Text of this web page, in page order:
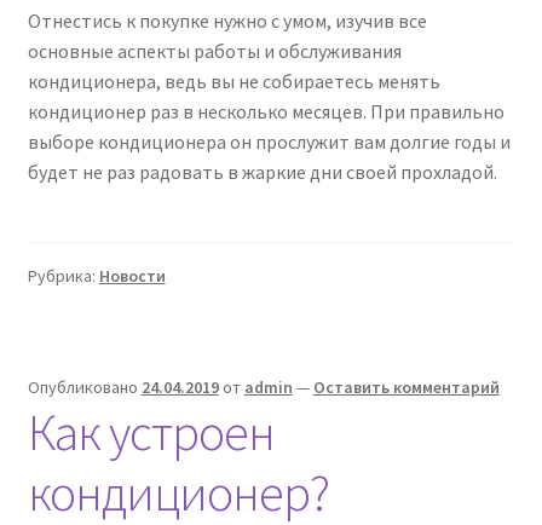
Отнестись к покупке нужно с умом, изучив все
основные аспекты работы и обслуживания
кондиционера, ведь вы не собираетесь менять
кондиционер раз в несколько месяцев. При правильно
выборе кондиционера он прослужит вам долгие годы и
будет не раз радовать в жаркие дни своей прохладой.
Рубрика: Новости
Опубликовано 24.04.2019от admin — Оставить комментарий
Как устроен
кондиционер?